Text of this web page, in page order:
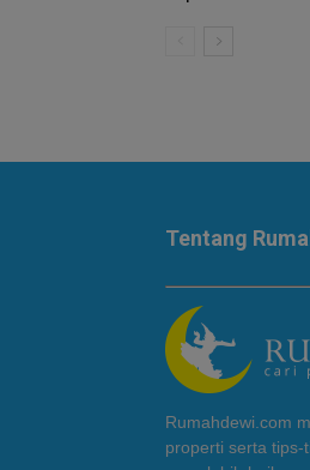
Tentang
Rumahdewi.com
properti serta tips-